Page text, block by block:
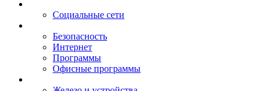
Социальные сети
Безопасность
Интернет
Программы
Офисные программы